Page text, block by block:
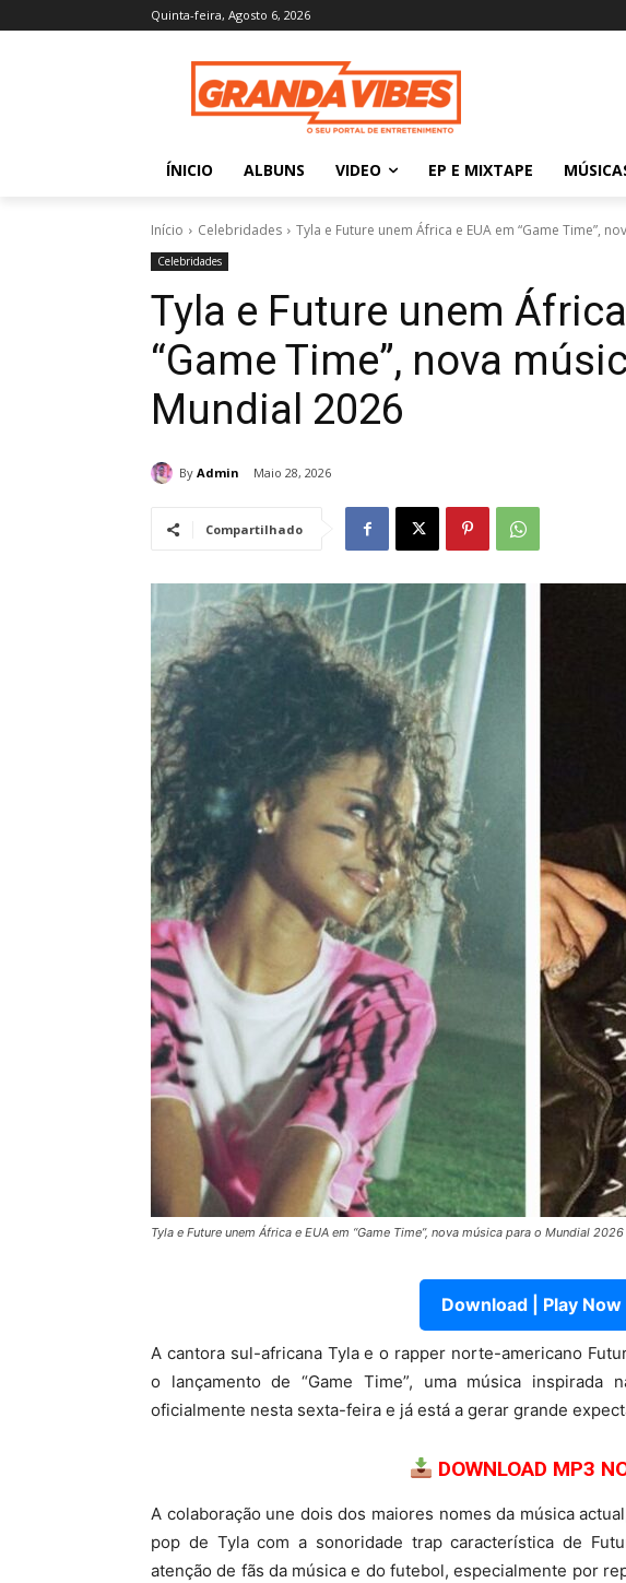
Quinta-feira, Agosto 6, 2026
ÍNICIO ALBUNS VIDEO EP E MIXTAPE
Início Celebridades Tyla e Future unem África e EUA em “Game Time”,
Celebridades
Tyla e Future unem
“Game Time”, nova
Mundial 2026
By Admin Maio 28, 2026
Compartilhado
Tyla e Future unem África e EUA em “Game Time”, nova música para o Mundial 2026
Download | Play Now
A cantora sul-africana Tyla e o rapper norte-americano
o lançamento de “Game Time”, uma música inspirada
oficialmente nesta sexta-feira e já está a gerar grande
DOWNLOAD MP3
A colaboração une dois dos maiores nomes da música
pop de Tyla com a sonoridade trap característica de
atenção de fãs da música e do futebol, especialmente por